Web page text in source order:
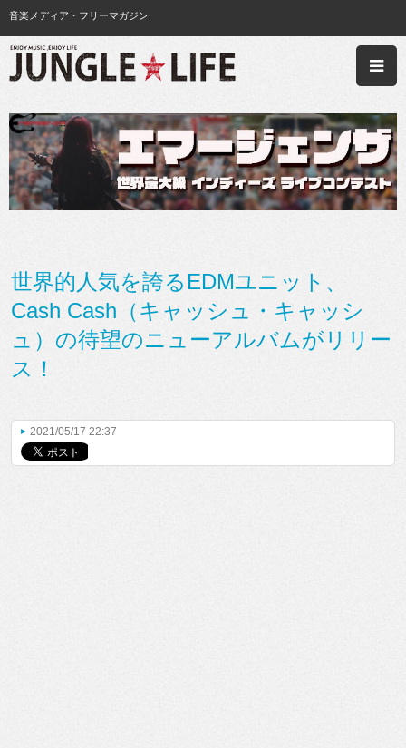
音楽メディア・フリーマガジン
世界的人気を誇るEDMユニット、
Cash Cash（キャッシュ・キャッシ
ュ）の待望のニューアルバムがリリー
ス！
2021/05/17 22:37